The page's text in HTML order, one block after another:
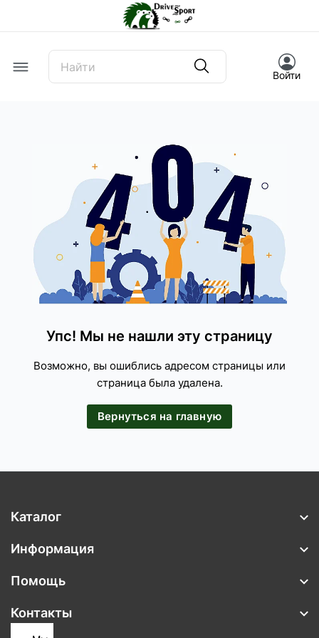
Offcanvas Menu Open
Войти
Упс! Мы не нашли эту страницу
Возможно, вы ошиблись адресом страницы или
страница была удалена.
Вернуться на главную
Каталог
Информация
Помощь
Контакты